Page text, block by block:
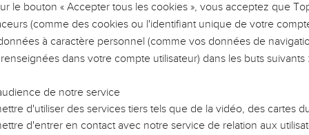
est-elle permanente, et ma plaie douloureuse, rebelle
trompeuse au débit capricieux !
: « Si tu reviens à moi, je te rétablirai. Tu pourras te tenir
de ce qui est vulgaire, tu seras mon porte-parole : ils
de ce peuple, comme un rempart de bronze inébranlable.
pas sur toi car je suis avec toi : je te protégerai et te délivrerai,
le bouton « Accepter tous les cookies », vous acceptez que
(comme des cookies ou l'identifiant unique de votre
à caractère personnel (comme vos données de
dans votre compte utilisateur) dans les buts suivants :
de notre service
d'utiliser des services tiers tels que de la vidéo, des cartes
d'entrer en contact avec notre service de relation aux